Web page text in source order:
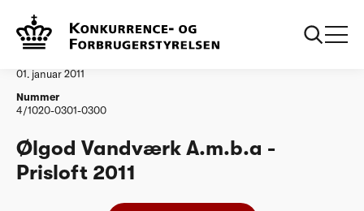
Vandtilsyn
01. januar 2011
Nummer
4/1020-0301-0300
Ølgod Vandværk A.m.b.a -
Prisloft 2011